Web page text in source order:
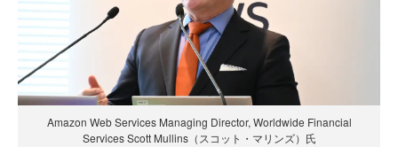
Amazon Web Services Managing Director, Worldwide Financial
Services Scott Mullins（スコット・マリンズ）氏